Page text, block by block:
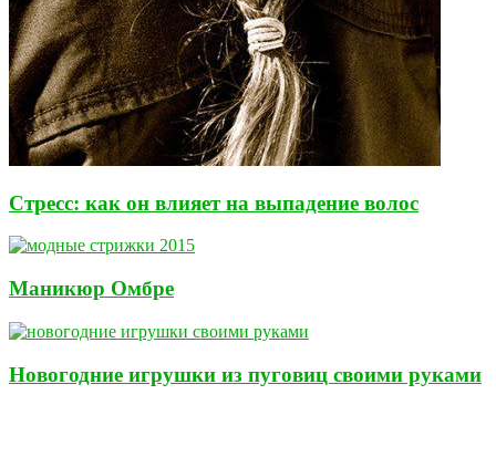
Стресс: как он влияет на выпадение волос
Маникюр Омбре
Новогодние игрушки из пуговиц своими руками